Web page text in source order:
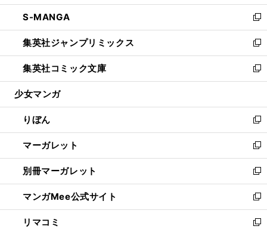
開
く
ウ
で
開
く
ン
ド
ウ
で
開
く
ウ
ィ
ン
ド
ウ
で
開
し
い
ウ
ィ
ン
ド
ウ
開
く
S-MANGA
新
し
い
ウ
ィ
ン
ウ
で
開
く
集英社ジャンプリミックス
新
し
い
ウ
ン
ド
ウ
で
開
く
集英社コミック文庫
新
し
ウ
ィ
ン
ド
ウ
で
開
く
少女マンガ
りぼん
新
し
い
ウ
ィ
ン
ド
ウ
で
マーガレット
新
し
い
ウ
ィ
ン
ド
別冊マーガレット
新
し
い
ウ
ィ
マンガMee公式サイト
新
し
い
リマコミ 新